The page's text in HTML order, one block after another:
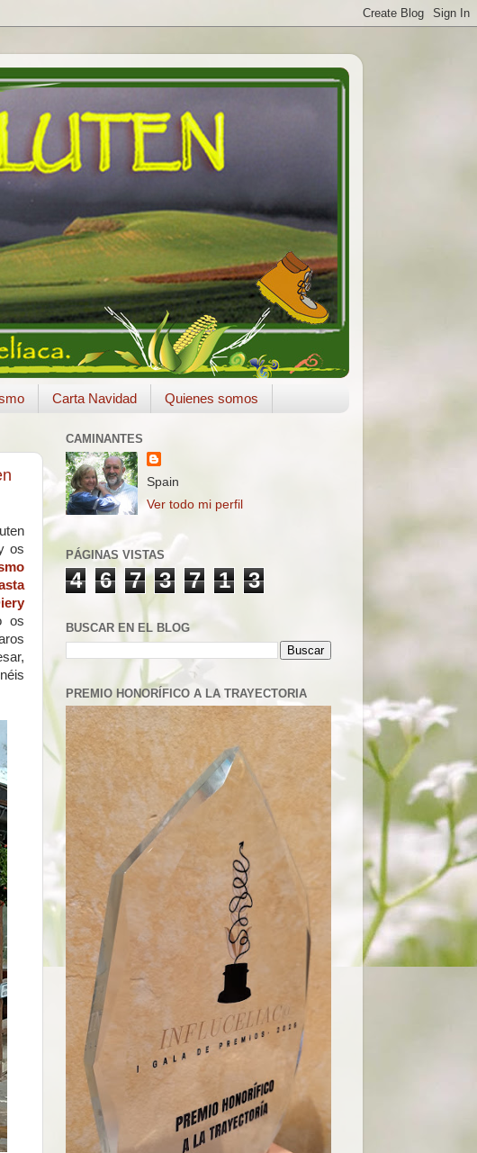
Carta Navidad Quienes somos
os
os
CAMINANTES
Spain
Ver todo mi perfil
PÁGINAS VISTAS
4 6 7 3 7 1 3
BUSCAR EN EL BLOG
PREMIO HONORÍFICO A LA TRAYECTORIA